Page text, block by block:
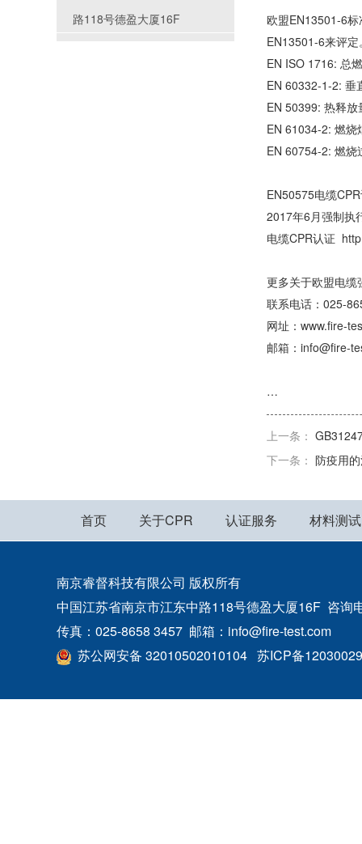
路118号德盈大厦16F
欧盟EN13501-6
EN13501-6来评
EN ISO 1716: 总
EN 60332-1-2: 垂
EN 50399: 热释
EN 61034-2: 燃烧
EN 60754-2: 燃烧
EN50575电缆
2017年6月强制执
电缆CPR认证
更多关于欧盟电
联系电话：025-
网址：www.fire-
邮箱：info@fire-
…
上一条：
下一条： 防疫用
首页 关于CPR 认证服务 材料测试
南京睿督科技有限公司 版权所有
中国江苏省南京市江东中路118号德盈大厦16F 咨
传真：025-8658 3457 邮箱：info@fire-test.com
苏公网安备 32010502010104 苏ICP备